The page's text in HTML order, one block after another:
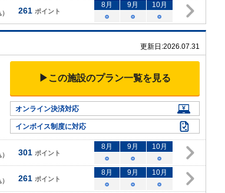
261 ポイント
8月 9月 10月
○
○ ○
更新日:2026.07.31
▶この施設のプラン一覧を見る
オンライン決済対応
インボイス制度に対応
301 ポイント
8月 9月 10月
○
○ ○
261 ポイント
8月 9月 10月
○
○ ○